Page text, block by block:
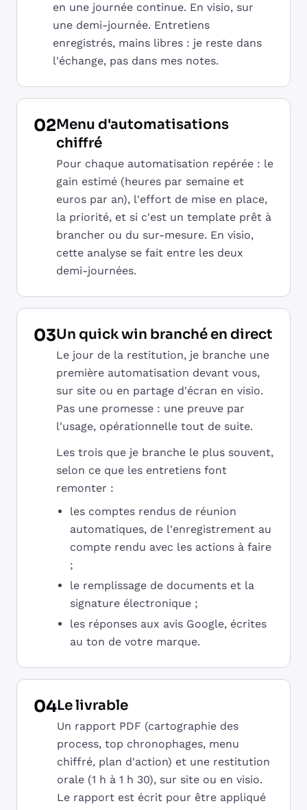
en une journée continue. En visio, sur
une demi-journée. Entretiens
enregistrés, mains libres : je reste dans
l'échange, pas dans mes notes.
02Menu d'automatisations
chiffré
Pour chaque automatisation repérée : le
gain estimé (heures par semaine et
euros par an), l'effort de mise en place,
la priorité, et si c'est un template prêt à
brancher ou du sur-mesure. En visio,
cette analyse se fait entre les deux
demi-journées.
03Un quick win branché en direct
Le jour de la restitution, je branche une
première automatisation devant vous,
sur site ou en partage d'écran en visio.
Pas une promesse : une preuve par
l'usage, opérationnelle tout de suite.
Les trois que je branche le plus souvent,
selon ce que les entretiens font
remonter :
les comptes rendus de réunion
automatiques, de l'enregistrement au
compte rendu avec les actions à faire
;
le remplissage de documents et la
signature électronique ;
les réponses aux avis Google, écrites
au ton de votre marque.
04Le livrable
Un rapport PDF (cartographie des
process, top chronophages, menu
chiffré, plan d'action) et une restitution
orale (1 h à 1 h 30), sur site ou en visio.
Le rapport est écrit pour être appliqué